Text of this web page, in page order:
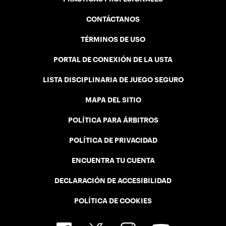
CONTÁCTANOS
TÉRMINOS DE USO
PORTAL DE CONEXIÓN DE LA USTA
LISTA DISCIPLINARIA DE JUEGO SEGURO
MAPA DEL SITIO
POLÍTICA PARA ÁRBITROS
POLÍTICA DE PRIVACIDAD
ENCUENTRA TU CUENTA
DECLARACIÓN DE ACCESIBILIDAD
POLÍTICA DE COOKIES